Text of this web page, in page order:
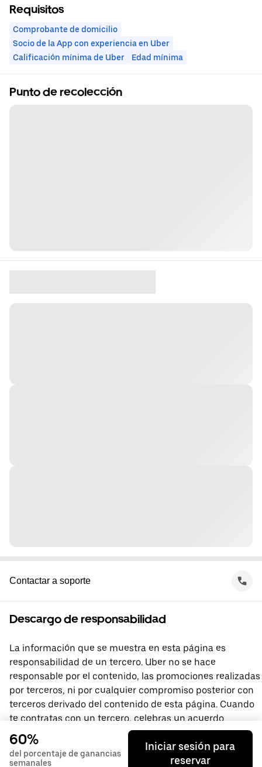
Requisitos
Comprobante de domicilio
Socio de la App con experiencia en Uber
Calificación mínima de Uber
Edad mínima
Punto de recolección
Contactar a soporte
Descargo de responsabilidad
La información que se muestra en esta página es
responsabilidad de un tercero. Uber no se hace
responsable por el contenido, las promociones realizadas
por terceros, ni por cualquier compromiso posterior con
terceros derivado del contenido de esta página. Cuando
te contratas con un tercero, celebras un acuerdo
directamente con él, del que Uber no forma parte. Si
tienes preguntas, comunícate directamente con el
tercero.
60%
del porcentaje de ganancias
semanales
Iniciar sesión para
reservar